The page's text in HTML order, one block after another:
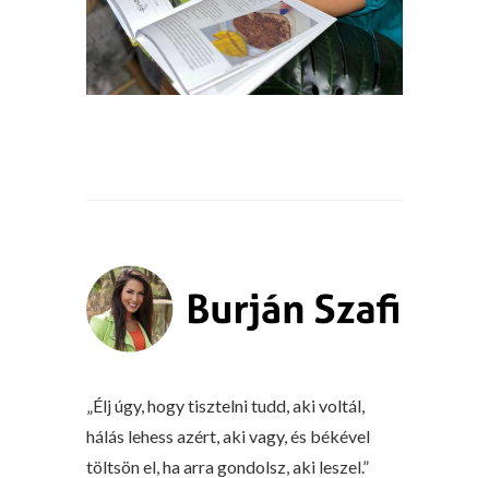
„Élj úgy, hogy tisztelni tudd, aki voltál,
hálás lehess azért, aki vagy, és békével
töltsön el, ha arra gondolsz, aki leszel.”